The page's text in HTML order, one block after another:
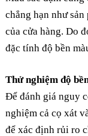
chẳng hạn như
của cửa hàng. Do
đặc tính độ bền
Thử nghiệm độ
Để đánh giá nguy
nghiệm cả cọ xát
để xác định rủi ro